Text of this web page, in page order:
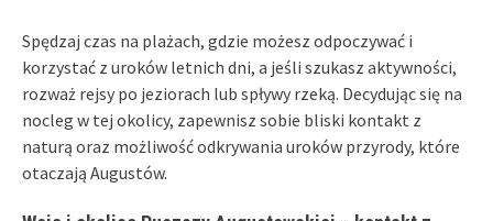
Spędzaj czas na plażach, gdzie możesz odpoczywać i
korzystać z uroków letnich dni, a jeśli szukasz aktywności,
rozważ rejsy po jeziorach lub spływy rzeką. Decydując się na
nocleg w tej okolicy, zapewnisz sobie bliski kontakt z
naturą oraz możliwość odkrywania uroków przyrody, które
otaczają Augustów.